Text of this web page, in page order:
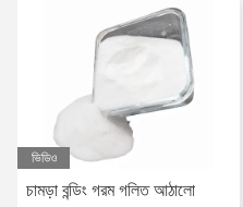
ভিডিও
চামড়া বন্ডিং গরম গলিত আঠালো